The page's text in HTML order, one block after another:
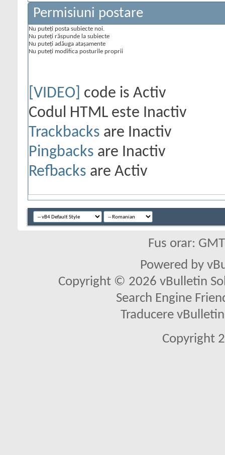
Permisiuni postare
Nu puteţi posta subiecte noi.
Nu puteţi răspunde la subiecte
Nu puteţi adăuga ataşamente
Nu puteţi modifica posturile proprii
[VIDEO] code is Activ
Codul HTML este Inactiv
Trackbacks are Inactiv
Pingbacks are Inactiv
Refbacks are Activ
Fus orar:
Powered by
Copyright © 2026 vBulletin
Search Engine
Traducere
Copyright